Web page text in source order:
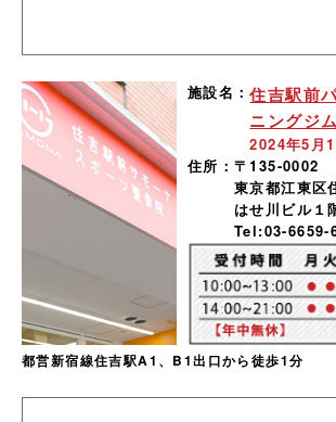
施設名：住吉駅前
ニングジ
2024年5月
住所： 〒135-0002
東京都江東区
はせ川ビル１
Tel:03-6659-
都営新宿線住吉駅A1、B1出口から徒歩1分